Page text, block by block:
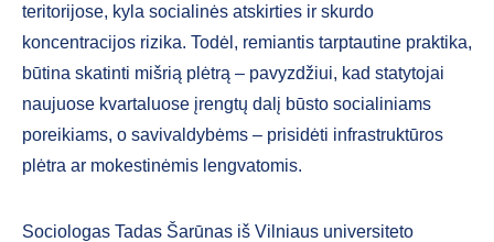
teritorijose, kyla socialinės atskirties ir skurdo
koncentracijos rizika. Todėl, remiantis tarptautine praktika,
būtina skatinti mišrią plėtrą – pavyzdžiui, kad statytojai
naujuose kvartaluose įrengtų dalį būsto socialiniams
poreikiams, o savivaldybėms – prisidėti infrastruktūros
plėtra ar mokestinėmis lengvatomis.
Sociologas Tadas Šarūnas iš Vilniaus universiteto